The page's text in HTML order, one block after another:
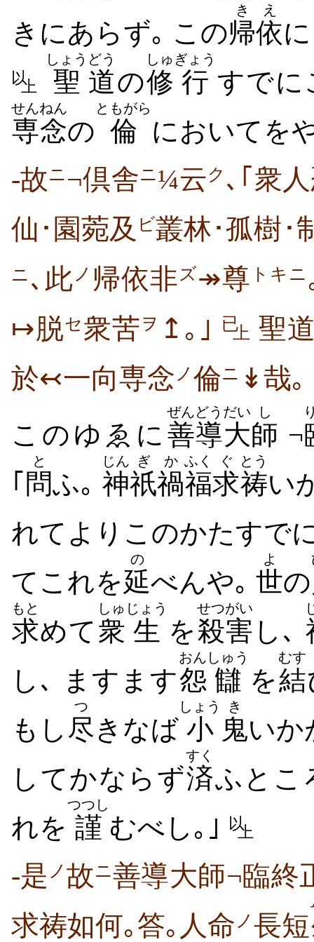
きにあらず｡ この帰依
きえ
以上 聖
しょう
道
どう
の修
しゅ
行
ぎょう
すでに
専念
せんねん
の 倫
ともがら
においてを
-故ニ¬倶舎ニ¼云ク ､｢衆
仙･園菀及 ビ叢林･孤樹･
ニ ､此 ノ 帰依非 ズ↠尊 トキニ
↦脱セ衆苦ヲ ↥｡｣ 已上 聖
於↢一向専念 ノ 倫ニ ↡哉｡
このゆゑに 善導
ぜんどう
大
だい
師
し
¬
｢ 問
と
ふ｡ 神
じん
祇
ぎ
禍
か
福
ふく
求
ぐ
祷
とう
い
れてよりこのかたすで
てこれを延
の
べんや｡ 世
よ
の
求
もと
めて衆
しゅ
生
じょう
を殺害
せつがい
し､
し､ ますます怨
おん
讎
しゅう
を結
むす
もし尽
つ
きなば 小
しょう
鬼
き
い
してかならず済
すく
ふとこ
れを 謹
つつし
むべし｡｣ 以上
-是 ノ 故ニ善導大師¬臨終
求祷如何｡答｡人命 ノ 長短